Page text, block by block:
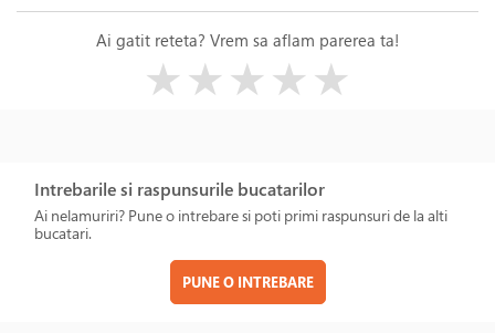
Ai gatit reteta? Vrem sa aflam parerea ta!
★★★★★
Intrebarile si raspunsurile bucatarilor
Ai nelamuriri? Pune o intrebare si poti primi raspunsuri de la alti
bucatari.
PUNE O INTREBARE